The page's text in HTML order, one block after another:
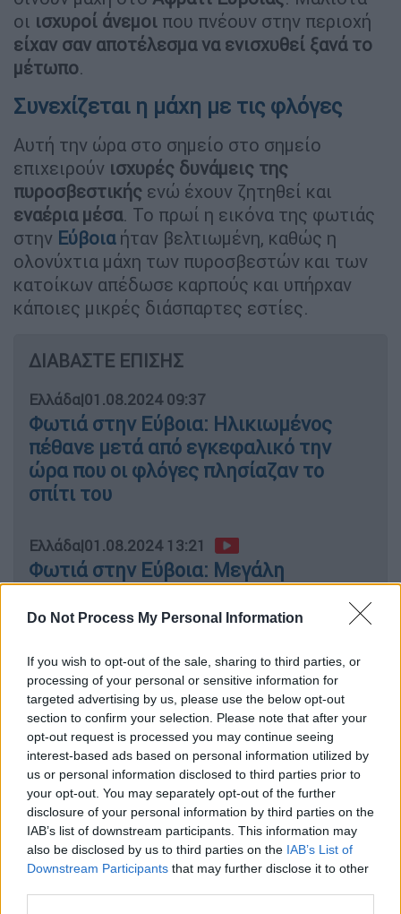
Do Not Process My Personal Information
If you wish to opt-out of the sale, sharing to third parties, or
processing of your personal or sensitive information for
targeted advertising by us, please use the below opt-out
section to confirm your selection. Please note that after your
opt-out request is processed you may continue seeing
interest-based ads based on personal information utilized by
us or personal information disclosed to third parties prior to
your opt-out. You may separately opt-out of the further
disclosure of your personal information by third parties on the
IAB’s list of downstream participants. This information may
also be disclosed by us to third parties on the IAB’s List of
Downstream Participants that may further disclose it to other
οι ισχυροί άνεμοι που πνέουν στην περιοχή
είχαν σαν αποτέλεσμα να ενισχυθεί ξανά το
μέτωπο.
Συνεχίζεται η μάχη με τις φλόγες
Αυτή την ώρα στο σημείο στο σημείο
επιχειρούν ισχυρές δυνάμεις της
πυροσβεστικής ενώ έχουν ζητηθεί και
εναέρια μέσα. Το πρωί η εικόνα της φωτιάς
στην Εύβοιαήταν βελτιωμένη, καθώς η
ολονύχτια μάχη των πυροσβεστών και των
κατοίκων απέδωσε καρπούς και υπήρχαν
κάποιες μικρές διάσπαρτες εστίες.
ΔΙΑΒΑΣΤΕ ΕΠΙΣΗΣ
Ελλάδα|01.08.2024 09:37
Φωτιά στην Εύβοια: Ηλικιωμένος
πέθανε μετά από εγκεφαλικό την
ώρα που οι φλόγες πλησίαζαν το
σπίτι του
Ελλάδα|01.08.2024 13:21
Φωτιά στην Εύβοια: Μεγάλη
αναζωπύρωση στο Αφράτι - Ζητούν
εναέρια μέσα
Πάνω από183 πυροσβέστες και 8 ομάδες
πεζοπόρο με 52 οχήματα δίνουν μάχη με τις
ενεργές εστίες, ενώ από το πρωί ξεκίνησαν
τις ρίψεις από αέρος εννέα αεροσκάφη και
τέσσερα ελικόπτερα.
Η πυρκαγιά που ξέσπασε χθες το μεσημέρι
στον Πισσώνα, έλαβε γρήγορα διαστάσεις
καθώς οι άνεμοι στην περιοχή έφταναν τα